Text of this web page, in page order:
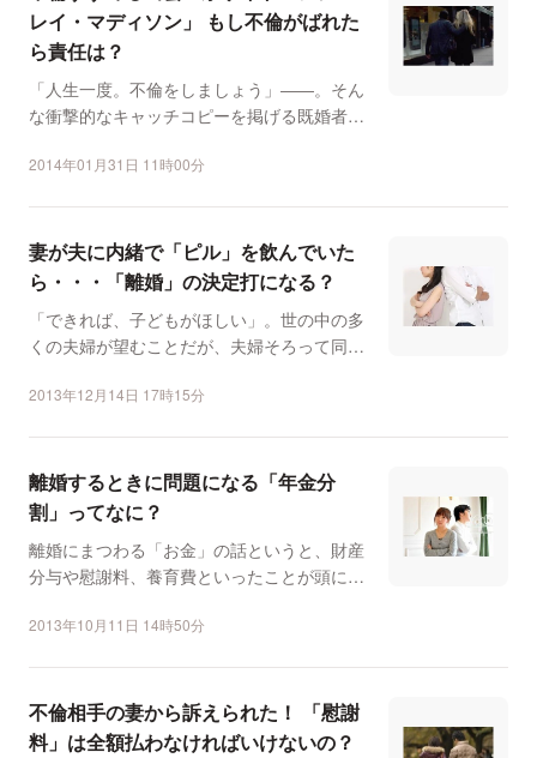
レイ・マディソン」 もし不倫がばれた
ら責任は？
「人生一度。不倫をしましょう」――。そん
な衝撃的なキャッチコピーを掲げる既婚者向
2014年01月31日 11時00分
妻が夫に内緒で「ピル」を飲んでいた
ら・・・「離婚」の決定打になる？
「できれば、子どもがほしい」。世の中の多
くの夫婦が望むことだが、夫婦そろって同じ
2013年12月14日 17時15分
離婚するときに問題になる「年金分
割」ってなに？
離婚にまつわる「お金」の話というと、財産
分与や慰謝料、養育費といったことが頭に浮
2013年10月11日 14時50分
不倫相手の妻から訴えられた！ 「慰謝
料」は全額払わなければいけないの？